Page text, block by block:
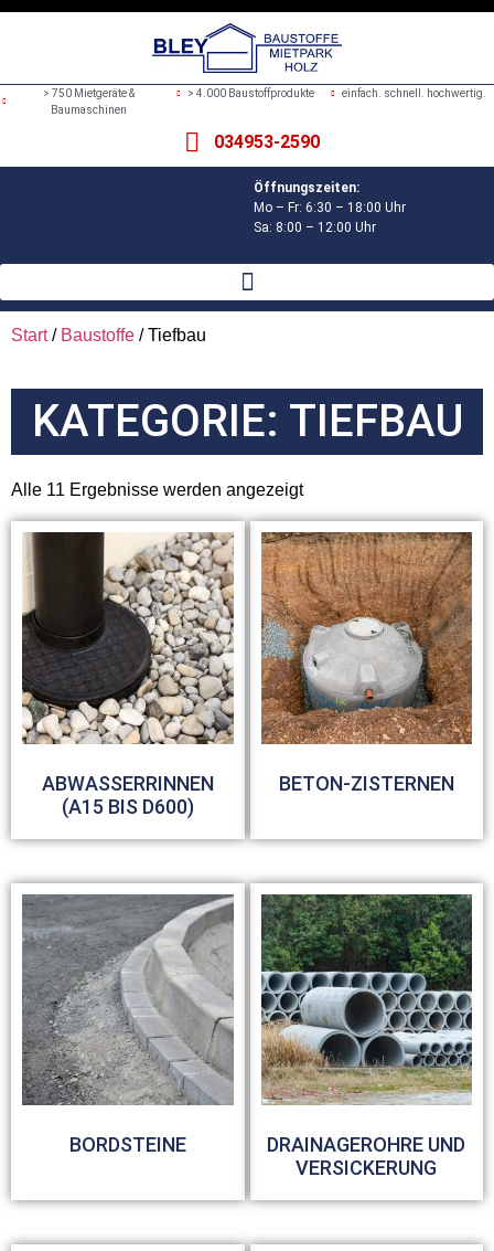
> 750 Mietgeräte &
Baumaschinen
> 4.000 Baustoffprodukte einfach. schnell. hochwertig.
034953-2590
Öffnungszeiten:
Mo – Fr: 6:30 – 18:00 Uhr
Sa: 8:00 – 12:00 Uhr
Start/ Baustoffe / Tiefbau
KATEGORIE: TIEFBAU
Alle 11 Ergebnisse werden angezeigt
ABWASSERRINNEN
(A15 BIS D600)
BETON-ZISTERNEN
BORDSTEINE
DRAINAGEROHRE UND
VERSICKERUNG